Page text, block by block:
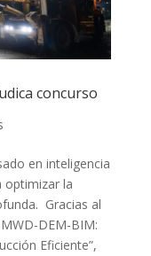
concurso
en inteligencia
optimizar la
Gracias al
DEM-BIM:
Eficiente”,